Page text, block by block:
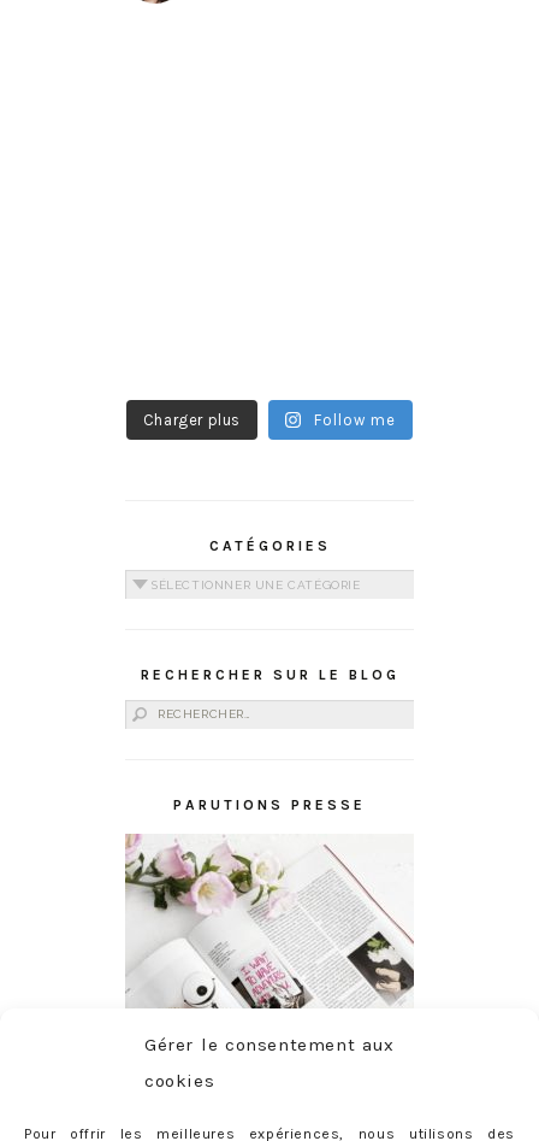
Gérer le consentement aux
cookies
Pour offrir les meilleures expériences, nous utilisons des
Charger plus Follow me
CATÉGORIES
Catégories
RECHERCHER SUR LE BLOG
Rechercher :
PARUTIONS PRESSE